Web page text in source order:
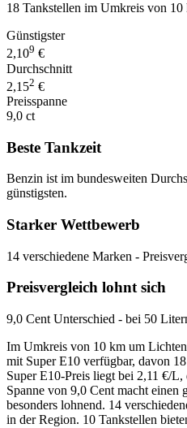
18 Tankstellen im Umkreis von 10
Günstigster
2,109 €
Durchschnitt
2,152 €
Preisspanne
9,0 ct
Beste Tankzeit
Benzin ist im bundesweiten
günstigsten.
Starker Wettbewerb
14 verschiedene Marken -
Preisvergleich lohnt sich
9,0 Cent Unterschied - bei 50
Im Umkreis von 10 km um
mit Super E10 verfügbar, davon
Super E10-Preis liegt bei 2,11 €/
Spanne von 9,0 Cent macht einen
besonders lohnend. 14
in der Region. 10 Tankstellen